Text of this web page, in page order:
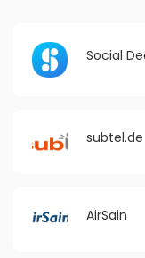
Social
subtel.de
AirSain